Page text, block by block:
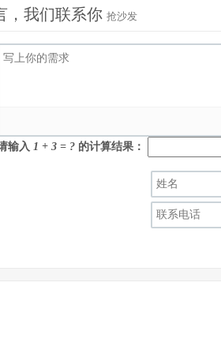
，我们联系你 抢沙发
输入 1 + 3 = ? 的计算结果：